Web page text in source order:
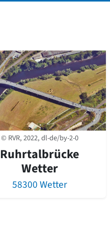
© RVR, 2022, dl-de/by-2-0
Ruhrtalbrücke
Wetter
58300 Wetter